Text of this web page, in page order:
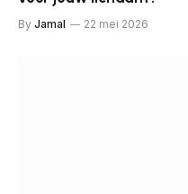
By Jamal 22 mei 2026